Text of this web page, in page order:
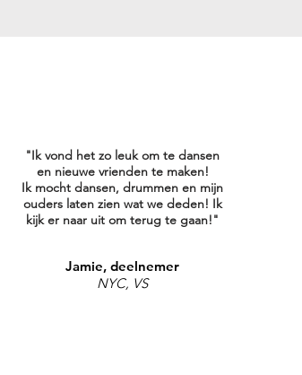
"Ik vond het zo leuk om te dansen
en nieuwe vrienden te maken!
Ik mocht dansen, drummen en mijn
ouders laten zien wat we deden! Ik
kijk er naar uit om terug te gaan!"
Jamie, deelnemer
NYC, VS